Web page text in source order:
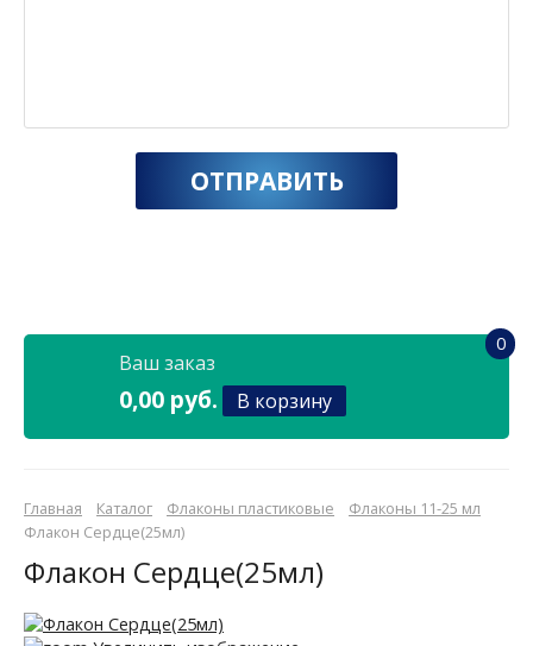
ОТПРАВИТЬ
Ваш заказ
0,00 руб.
0
В корзину
Главная Каталог Флаконы пластиковые
Флаконы 11-25 мл
Флакон Сердце(25мл)
Флакон Сердце(25мл)